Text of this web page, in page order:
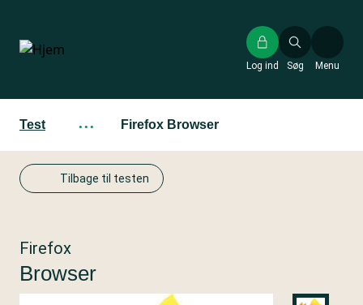
hovedindhold
Søg
Log ind Menu
Test ··· Firefox Browser
Tilbage til testen
Firefox
Browser